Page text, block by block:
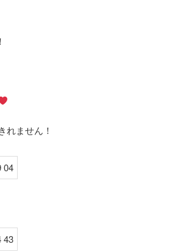
れません！